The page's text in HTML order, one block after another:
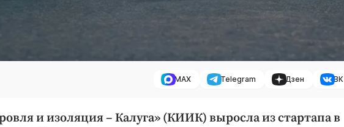
MAX Telegram Дзен ВК
и изоляция – Калуга» (КИИК) выросла из стартапа в